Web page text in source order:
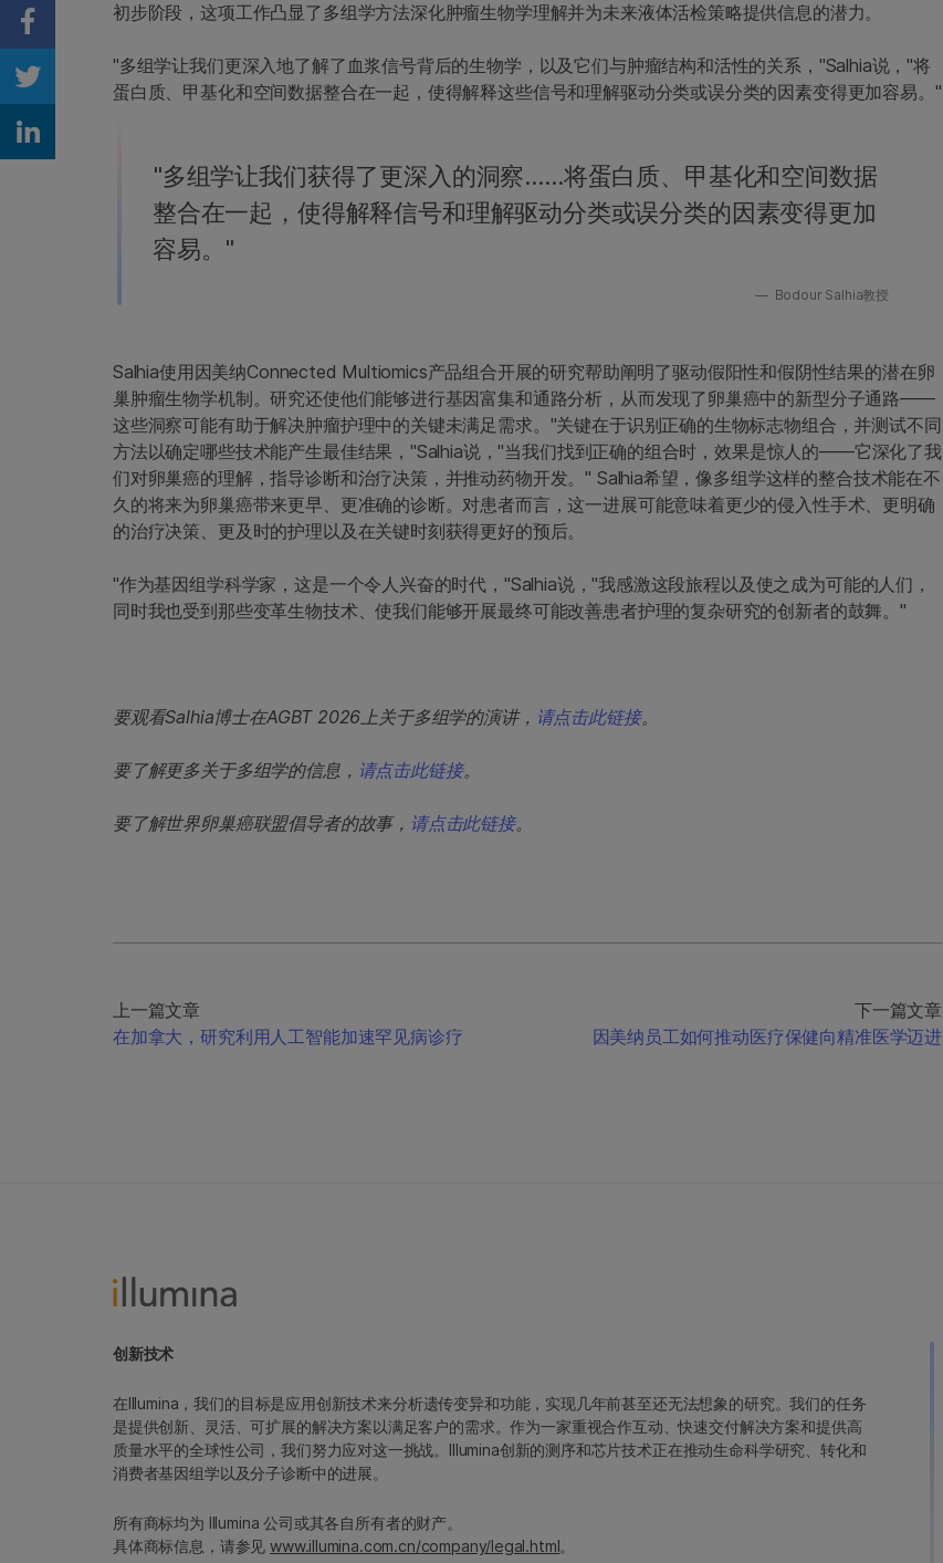
初步阶段，这项工作凸显了多组学方法深化肿瘤生物学理解并为未来液体活检策略提供信息的潜力。
"多组学让我们更深入地了解了血浆信号背后的生物学，以及它们与肿瘤结构和活性的关系，"Salhia说，"将
蛋白质、甲基化和空间数据整合在一起，使得解释这些信号和理解驱动分类或误分类的因素变得更加容易。"
"多组学让我们获得了更深入的洞察……将蛋白质、甲基化和空间数据
整合在一起，使得解释信号和理解驱动分类或误分类的因素变得更加
容易。"
Bodour Salhia教授
Salhia使用因美纳Connected Multiomics产品组合开展的研究帮助阐明了驱动假阳性和假阴性结果的潜在卵
巢肿瘤生物学机制。研究还使他们能够进行基因富集和通路分析，从而发现了卵巢癌中的新型分子通路——
这些洞察可能有助于解决肿瘤护理中的关键未满足需求。"关键在于识别正确的生物标志物组合，并测试不同
方法以确定哪些技术能产生最佳结果，"Salhia说，"当我们找到正确的组合时，效果是惊人的——它深化了我
们对卵巢癌的理解，指导诊断和治疗决策，并推动药物开发。" Salhia希望，像多组学这样的整合技术能在不
久的将来为卵巢癌带来更早、更准确的诊断。对患者而言，这一进展可能意味着更少的侵入性手术、更明确
的治疗决策、更及时的护理以及在关键时刻获得更好的预后。
"作为基因组学科学家，这是一个令人兴奋的时代，"Salhia说，"我感激这段旅程以及使之成为可能的人们，
同时我也受到那些变革生物技术、使我们能够开展最终可能改善患者护理的复杂研究的创新者的鼓舞。"
要观看Salhia博士在AGBT 2026上关于多组学的演讲， 请点击此链接。
要了解更多关于多组学的信息， 请点击此链接。
要了解世界卵巢癌联盟倡导者的故事， 请点击此链接。
上一篇文章
在加拿大，研究利用人工智能加速罕见病诊疗
下一篇文章
因美纳员工如何推动医疗保健向精准医学迈进
Share on Facebook
Share on Twitter
Share on Linkedin
创新技术
在Illumina，我们的目标是应用创新技术来分析遗传变异和功能，实现几年前甚至还无法想象的研究。我们的任务
是提供创新、灵活、可扩展的解决方案以满足客户的需求。作为一家重视合作互动、快速交付解决方案和提供高
质量水平的全球性公司，我们努力应对这一挑战。Illumina创新的测序和芯片技术正在推动生命科学研究、转化和
消费者基因组学以及分子诊断中的进展。
所有商标均为 Illumina 公司或其各自所有者的财产。
具体商标信息，请参见www.illumina.com.cn/company/legal.html。